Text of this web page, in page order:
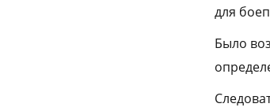
для
Было